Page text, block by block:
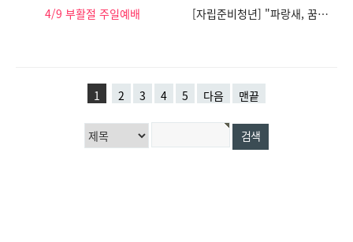
4/9 부활절 주일예배
[자립준비청년] "파랑새, 꿈을 향한 날갯짓" 발대식
1 2 3 4 5 다음 맨끝